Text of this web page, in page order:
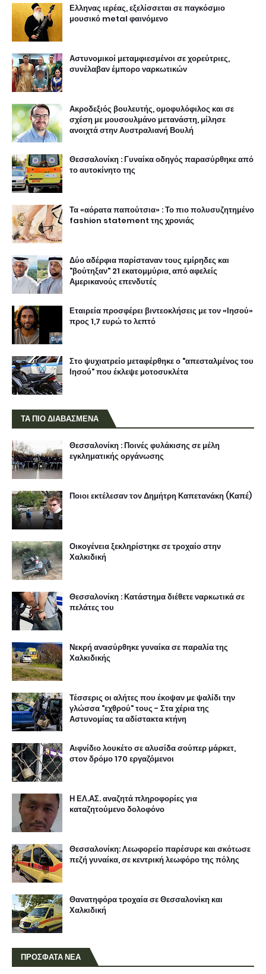
Ελληνας ιερέας, εξελίσσεται σε παγκόσμιο
μουσικό metal φαινόμενο
Αστυνομικοί μεταμφιεσμένοι σε χορεύτριες,
συνέλαβαν έμπορο ναρκωτικών
Ακροδεξιός βουλευτής, ομοφυλόφιλος και σε
σχέση με μουσουλμάνο μετανάστη, μίλησε
ανοιχτά στην Αυστραλιανή Βουλή
Θεσσαλονίκη : Γυναίκα οδηγός παρασύρθηκε από
το αυτοκίνητο της
Τα «αόρατα παπούτσια» : Το πιο πολυσυζητημένο
fashion statement της χρονιάς
Δύο αδέρφια παρίσταναν τους εμίρηδες και
"βούτηξαν" 21 εκατομμύρια, από αφελείς
Αμερικανούς επενδυτές
Εταιρεία προσφέρει βιντεοκλήσεις με τον «Ιησού»
προς 1,7 ευρώ το λεπτό
Στο ψυχιατρείο μεταφέρθηκε ο "απεσταλμένος του
Ιησού" που έκλεψε μοτοσυκλέτα
ΤΑ ΠΙΟ ΔΙΑΒΑΣΜΕΝΑ
Θεσσαλονίκη : Ποινές φυλάκισης σε μέλη
εγκληματικής οργάνωσης
Ποιοι εκτέλεσαν τον Δημήτρη Καπετανάκη (Καπέ)
Οικογένεια ξεκληρίστηκε σε τροχαίο στην
Χαλκιδική
Θεσσαλονίκη : Κατάστημα διέθετε ναρκωτικά σε
πελάτες του
Νεκρή ανασύρθηκε γυναίκα σε παραλία της
Χαλκιδικής
Τέσσερις οι αλήτες που έκοψαν με ψαλίδι την
γλώσσα "εχθρού" τους - Στα χέρια της
Αστυνομίας τα αδίστακτα κτήνη
Αιφνίδιο λουκέτο σε αλυσίδα σούπερ μάρκετ,
στον δρόμο 170 εργαζόμενοι
Η ΕΛ.ΑΣ. αναζητά πληροφορίες για
καταζητούμενο δολοφόνο
Θεσσαλονίκη: Λεωφορείο παρέσυρε και σκότωσε
πεζή γυναίκα, σε κεντρική λεωφόρο της πόλης
Θανατηφόρα τροχαία σε Θεσσαλονίκη και
Χαλκιδική
ΠΡΟΣΦΑΤΑ ΝΕΑ